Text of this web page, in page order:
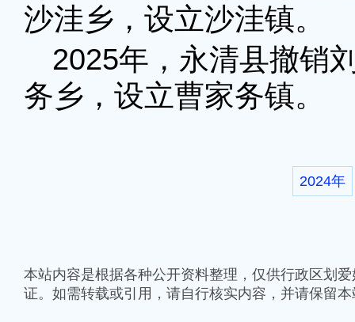
沙洼乡，设立沙洼镇。
2025年， 永清县撤销
务乡，设立曹家务镇。
2024年
本站内容是根据各种公开资料整理，仅供行政区划
证。如需转载或引用，请自行核实内容，并请保留